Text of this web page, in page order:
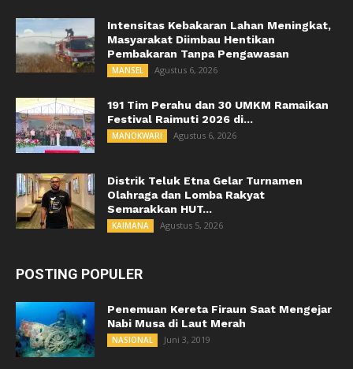
Intensitas Kebakaran Lahan Meningkat,
Masyarakat Diimbau Hentikan
Pembakaran Tanpa Pengawasan
MANSEL Agustus 6, 2026
191 Tim Perahu dan 30 UMKM Ramaikan
Festival Raimuti 2026 di...
MANOKWARI Agustus 6, 2026
Distrik Teluk Etna Gelar Turnamen
Olahraga dan Lomba Rakyat
Semarakkan HUT...
KAIMANA Agustus 5, 2026
POSTING POPULER
Penemuan Kereta Firaun Saat Mengejar
Nabi Musa di Laut Merah
NASIONAL Juni 3, 2019